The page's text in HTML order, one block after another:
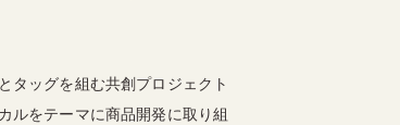
タッグを組む共創プロジェクト
ルをテーマに商品開発に取り組